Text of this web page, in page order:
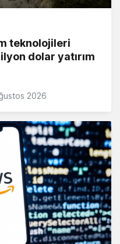
teknolojileri
dolar yatırım
2026